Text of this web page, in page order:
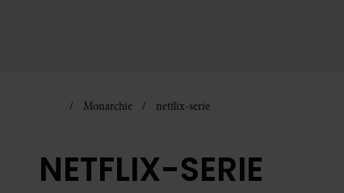
Monarchie netflix-serie
NETFLIX-SERIE